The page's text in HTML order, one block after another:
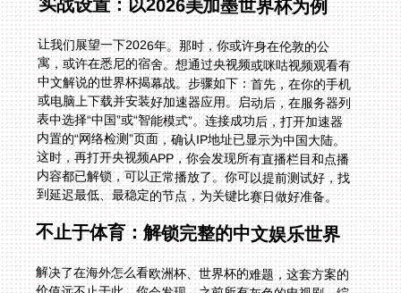
实战设置：以2026美加墨世界杯为例
让我们展望一下2026年。那时，你或许身在伦敦的公
寓，或许在悉尼的宿舍。想通过央视频或咪咕视频观看有
中文解说的世界杯揭幕战。步骤如下：首先，在你的手机
或电脑上下载并安装好加速器应用。启动后，在服务器列
表中选择“中国”或“智能模式”。连接成功后，打开加速器
内置的“网络检测”页面，确认IP地址已显示为中国大陆。
这时，再打开央视频APP，你会发现所有直播栏目和点播
内容都已解锁，可以正常播放了。你可以提前测试好，找
到延迟最低、最稳定的节点，为关键比赛日做好准备。
不止于体育：解锁完整的中文娱乐世界
解决了在海外怎么看欧洲杯、世界杯的难题，这套方案的
价值远不止于此。你会发现，之前所有灰色的电视剧、综
艺、国产新电影全部复活了。你可以无缝追更各大视频平
台的独播剧，观看B站上的优质纪录片，甚至流畅使用国
内的网易云音乐、QQ音乐。它重新为你连接了那片熟悉